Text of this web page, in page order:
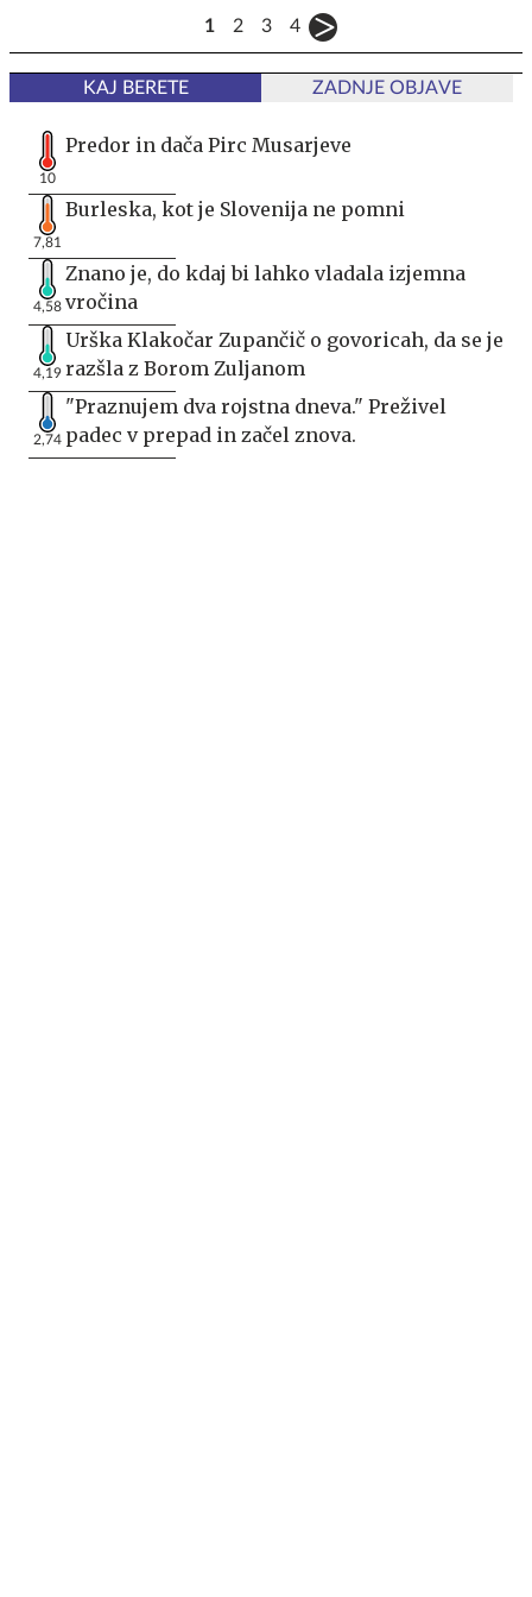
1 2 3 4
KAJ BERETE ZADNJE OBJAVE
10
Predor in dača Pirc Musarjeve
7,81
Burleska, kot je Slovenija ne pomni
4,58
Znano je, do kdaj bi lahko vladala izjemna
vročina
4,19
Urška Klakočar Zupančič o govoricah, da se je
razšla z Borom Zuljanom
2,74
"Praznujem dva rojstna dneva." Preživel
padec v prepad in začel znova.